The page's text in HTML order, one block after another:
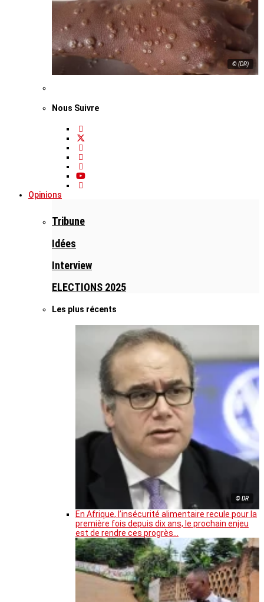
© (DR)
Nous Suivre
Opinions
Tribune
Idées
Interview
ELECTIONS 2025
Les plus récents
© DR
En Afrique, l’insécurité alimentaire recule pour la
première fois depuis dix ans, le prochain enjeu
est de rendre ces progrès…